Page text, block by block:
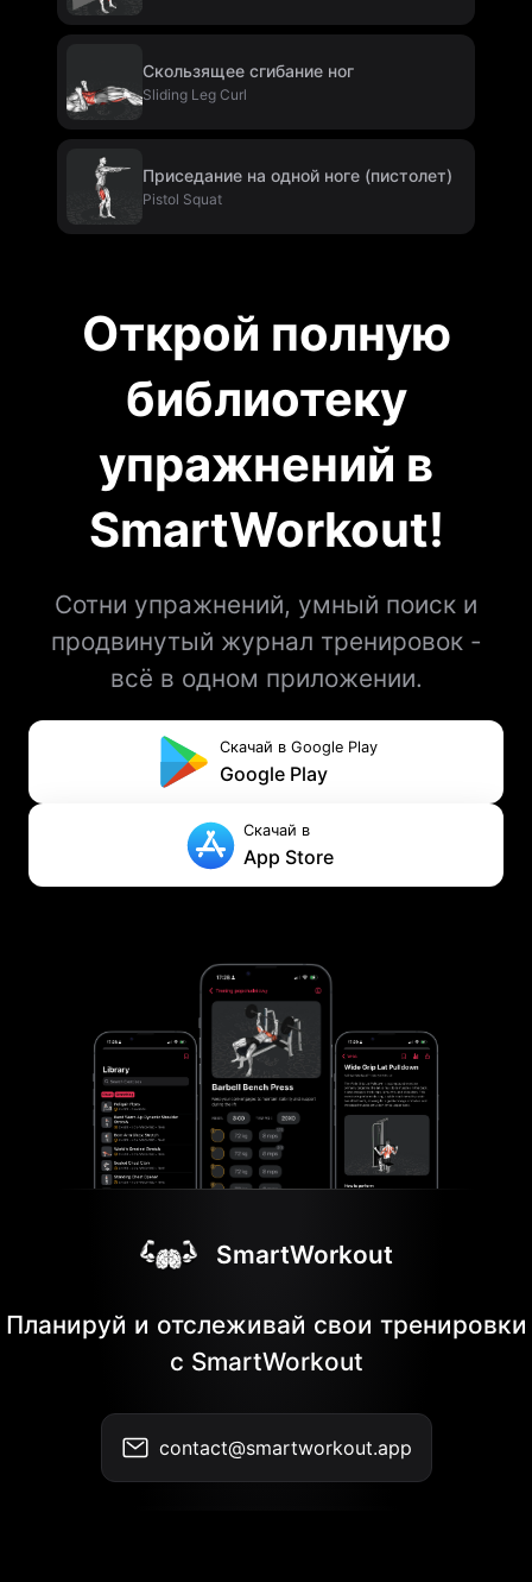
Скользящее сгибание ног
Sliding Leg Curl
Приседание на одной ноге (пистолет)
Pistol Squat
Открой полную
библиотеку
упражнений в
SmartWorkout!
Сотни упражнений, умный поиск и
продвинутый журнал тренировок -
всё в одном приложении.
Скачай в Google Play
Google Play
Скачай в
App Store
SmartWorkout
Планируй и отслеживай свои тренировки
с SmartWorkout
contact@smartworkout.app